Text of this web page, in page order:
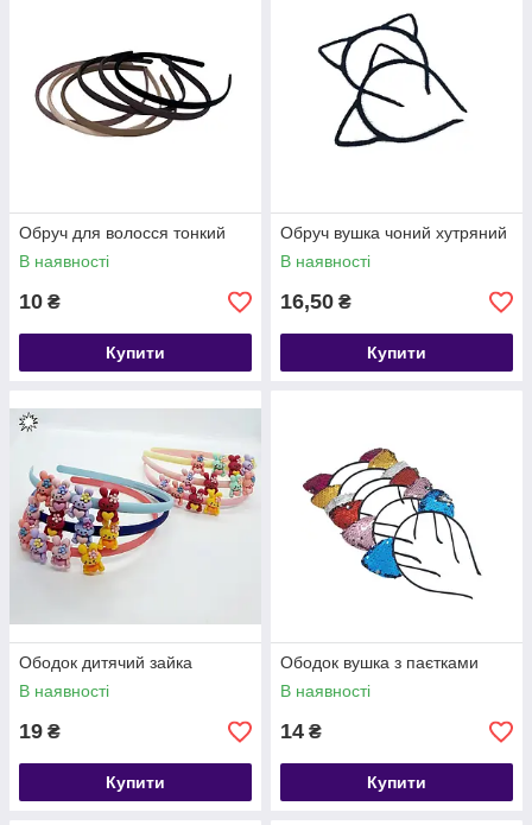
Обруч для волосся тонкий
В наявності
10 ₴
Купити
Обруч вушка чоний хутряний
В наявності
16,50 ₴
Купити
Ободок дитячий зайка
В наявності
19 ₴
Купити
Ободок вушка з паєтками
В наявності
14 ₴
Купити